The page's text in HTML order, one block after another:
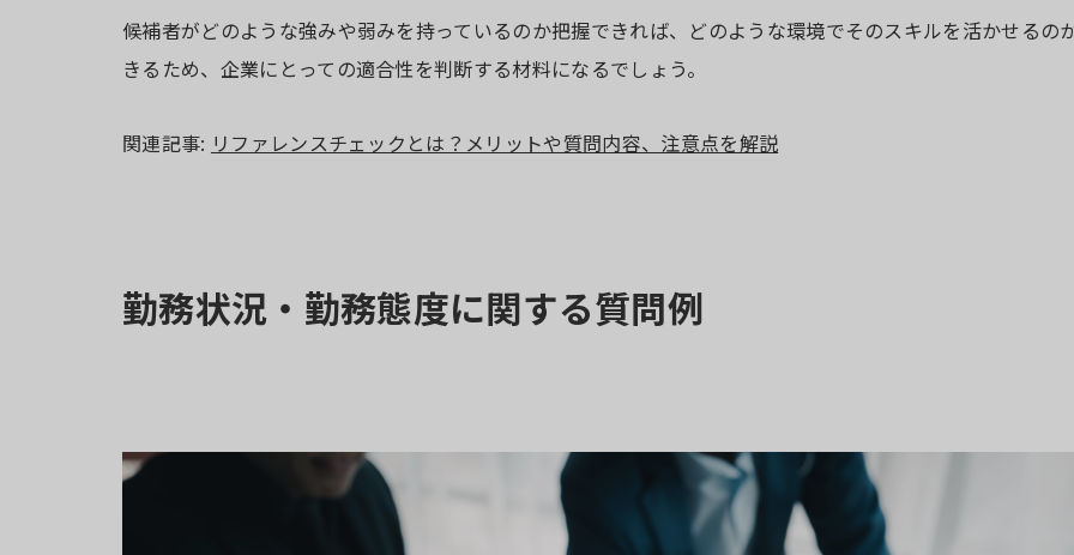
候補者がどのような強みや弱みを持っているのか把握できれば、どのような環境でそのスキルを活かせるの
きるため、企業にとっての適合性を判断する材料になるでしょう。
関連記事: リファレンスチェックとは？メリットや質問内容、注意点を解説
勤務状況・勤務態度に関する質問例